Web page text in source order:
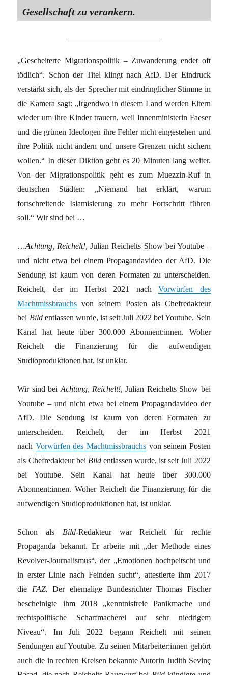
Gesellschaft zu verankern.
„Gescheiterte Migrationspolitik – Zuwanderung endet oft
tödlich“. Schon der Titel klingt nach AfD. Der Eindruck
verstärkt sich, als der Sprecher mit eindringlicher Stimme in
die Kamera sagt: „Irgendwo in diesem Land werden Eltern
wieder um ihre Kinder trauern, weil Innenministerin Faeser
und die grünen Ideologen ihre Fehler nicht eingestehen und
ihre Politik nicht ändern und unsere Grenzen nicht sichern
wollen.“ In dieser Diktion geht es 20 Minuten lang weiter.
Von der Migrationspolitik geht es zum Muez­zin-Ruf in
deutschen Städten: „Niemand hat erklärt, warum
fortschreitende Islamisierung zu mehr Fortschritt führen
soll.“ Wir sind bei …
…Achtung, Reichelt!, Julian Reichelts Show bei Youtube –
und nicht etwa bei einem Propagandavideo der AfD. Die
Sendung ist kaum von deren Formaten zu unterscheiden.
Reichelt, der im Herbst 2021 nachVorwürfen des
Machtmissbrauchs von seinem Posten als Chefredakteur
bei Bildentlassen wurde, ist seit Juli 2022 bei Youtube. Sein
Kanal hat heute über 300.000 Abonnent:innen. Woher
Reichelt die Finanzierung für die aufwendigen
Studioproduktionen hat, ist unklar.
Wir sind bei Achtung, Reichelt!, Julian Reichelts Show bei
Youtube – und nicht etwa bei einem Propagandavideo der
AfD. Die Sendung ist kaum von deren Formaten zu
unterscheiden. Reichelt, der im Herbst 2021
nach Vorwürfen des Machtmissbrauchs von seinem Posten
als Chefredakteur bei Bildentlassen wurde, ist seit Juli 2022
bei Youtube. Sein Kanal hat heute über 300.000
Abonnent:innen. Woher Reichelt die Finanzierung für die
aufwendigen Studioproduktionen hat, ist unklar.
Schon als Bild-Redakteur war Reichelt für rechte
Propaganda bekannt. Er arbeite mit „der Methode eines
Revolver-Journalismus“, der „Emotionen hochpeitscht und
in erster Linie nach Feinden sucht“, attestierte ihm 2017
die FAZ. Der ehemalige Bundesrichter Thomas Fischer
bescheinigte ihm 2018 „kenntnisfreie Panikmache und
rechtspolitische Scharfmacherei auf sehr niedrigem
Niveau“. Im Juli 2022 begann Reichelt mit seinen
Sendungen auf Youtube. Zu seinen Mit­ar­bei­te­r:in­nen gehört
auch die in rechten Kreisen bekannte Autorin Judith Sevinç